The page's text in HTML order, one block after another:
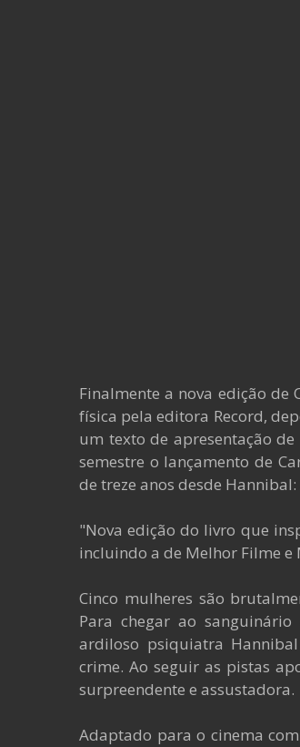
Finalmente a nova edição de
física pela editora Record,
um texto de apresentação
semestre o lançamento de
de treze anos desde
"Nova edição do livro que
incluindo a de Melhor Filme
Cinco mulheres são
Para chegar ao
ardiloso psiquiatra
crime. Ao seguir as pistas
surpreendente e assustadora.
Adaptado para o cinema